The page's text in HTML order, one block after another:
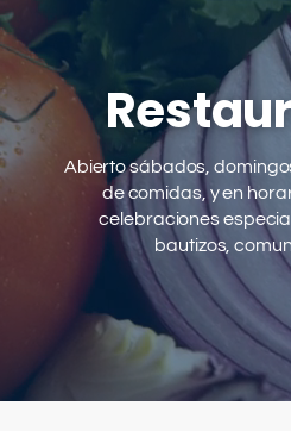
Abierto sábados,
de comidas, y en
celebraciones
bautizos,